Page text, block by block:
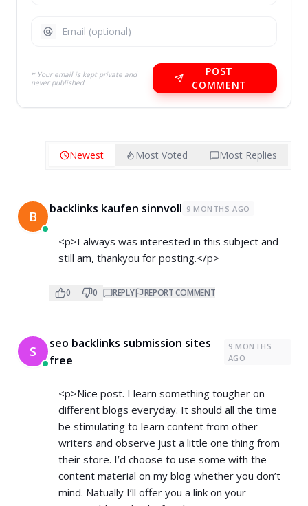
* Your email is kept private and
never published.
POST
COMMENT
Newest Most Voted Most Replies
B backlinks kaufen sinnvoll 9 MONTHS AGO
<p>I always was interested in this subject and
still am, thankyou for posting.</p>
0 0 REPLY REPORT COMMENT
S
seo backlinks submission sites
free
9 MONTHS
AGO
<p>Nice post. I learn something tougher on
different blogs everyday. It should all the time
be stimulating to learn content from other
writers and observe just a little one thing from
their store. I’d choose to use some with the
content material on my blog whether you don’t
mind. Natually I’ll offer you a link on your